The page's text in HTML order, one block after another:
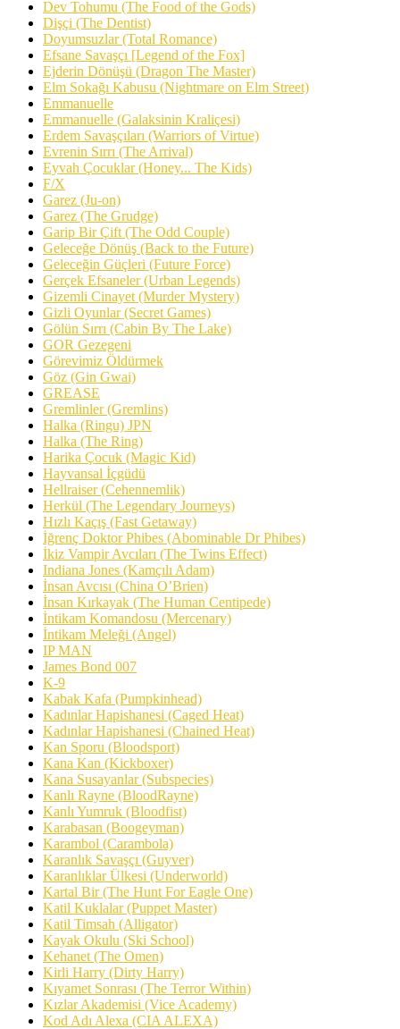
Dev Tohumu (The Food of the Gods)
Dişçi (The Dentist)
Doyumsuzlar (Total Romance)
Efsane Savaşçı [Legend of the Fox]
Ejderin Dönüşü (Dragon The Master)
Elm Sokağı Kabusu (Nightmare on Elm Street)
Emmanuelle
Emmanuelle (Galaksinin Kraliçesi)
Erdem Savaşçıları (Warriors of Virtue)
Evrenin Sırrı (The Arrival)
Eyvah Çocuklar (Honey... The Kids)
F/X
Garez (Ju-on)
Garez (The Grudge)
Garip Bir Çift (The Odd Couple)
Geleceğe Dönüş (Back to the Future)
Geleceğin Güçleri (Future Force)
Gerçek Efsaneler (Urban Legends)
Gizemli Cinayet (Murder Mystery)
Gizli Oyunlar (Secret Games)
Gölün Sırrı (Cabin By The Lake)
GOR Gezegeni
Görevimiz Öldürmek
Göz (Gin Gwai)
GREASE
Gremlinler (Gremlins)
Halka (Ringu) JPN
Halka (The Ring)
Harika Çocuk (Magic Kid)
Hayvansal İçgüdü
Hellraiser (Cehennemlik)
Herkül (The Legendary Journeys)
Hızlı Kaçış (Fast Getaway)
İğrenç Doktor Phibes (Abominable Dr Phibes)
İkiz Vampir Avcıları (The Twins Effect)
Indiana Jones (Kamçılı Adam)
İnsan Avcısı (China O’Brien)
İnsan Kırkayak (The Human Centipede)
İntikam Komandosu (Mercenary)
İntikam Meleği (Angel)
IP MAN
James Bond 007
K-9
Kabak Kafa (Pumpkinhead)
Kadınlar Hapishanesi (Caged Heat)
Kadınlar Hapishanesi (Chained Heat)
Kan Sporu (Bloodsport)
Kana Kan (Kickboxer)
Kana Susayanlar (Subspecies)
Kanlı Rayne (BloodRayne)
Kanlı Yumruk (Bloodfist)
Karabasan (Boogeyman)
Karambol (Carambola)
Karanlık Savaşçı (Guyver)
Karanlıklar Ülkesi (Underworld)
Kartal Bir (The Hunt For Eagle One)
Katil Kuklalar (Puppet Master)
Katil Timsah (Alligator)
Kayak Okulu (Ski School)
Kehanet (The Omen)
Kirli Harry (Dirty Harry)
Kıyamet Sonrası (The Terror Within)
Kızlar Akademisi (Vice Academy)
Kod Adı Alexa (CIA ALEXA)